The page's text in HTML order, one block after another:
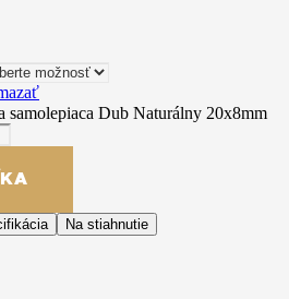
samolepiaca Dub Naturálny 20x8mm
Na stiahnutie